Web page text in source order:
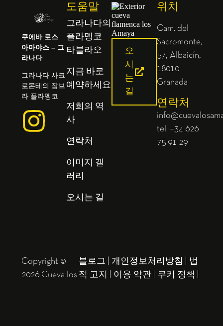
쿠에바 로스
아마야스 – 그
라나다
그라나다 사크
로몬테의 잠브
라 플라멩코
도움말
그라나다의
플라멩코
타블라오
지금 바로
예약하세요
저희의 역
사
연락처
이미지 갤
러리
오시는 길
오
시
는
길
위치
Cam. del
Sacromonte,
57, Albaicín,
18010
Granada
연락처
tel: +34 626
75 91 29
Copyright ©
2026 Cueva los
블로그 개인정보처리방침
법
적 고지
이용 약관| 쿠키 정책